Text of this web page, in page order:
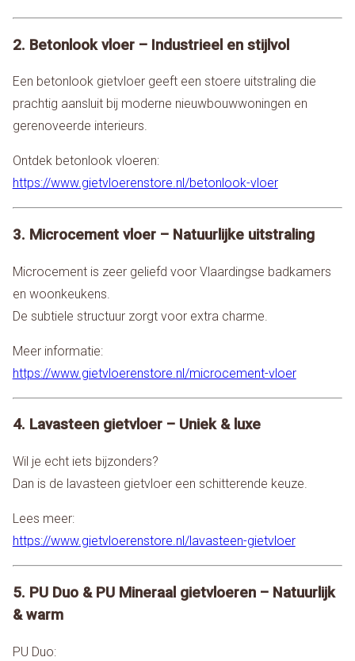
2. Betonlook vloer – Industrieel en stijlvol
Een betonlook gietvloer geeft een stoere uitstraling die
prachtig aansluit bij moderne nieuwbouwwoningen en
gerenoveerde interieurs.
Ontdek betonlook vloeren:
https://www.gietvloerenstore.nl/betonlook-vloer
3. Microcement vloer – Natuurlijke uitstraling
Microcement is zeer geliefd voor Vlaardingse badkamers
en woonkeukens.
De subtiele structuur zorgt voor extra charme.
Meer informatie:
https://www.gietvloerenstore.nl/microcement-vloer
4. Lavasteen gietvloer – Uniek & luxe
Wil je echt iets bijzonders?
Dan is de lavasteen gietvloer een schitterende keuze.
Lees meer:
https://www.gietvloerenstore.nl/lavasteen-gietvloer
5. PU Duo & PU Mineraal gietvloeren – Natuurlijk
& warm
PU Duo: